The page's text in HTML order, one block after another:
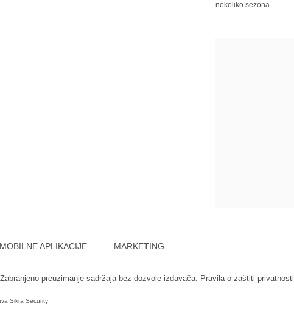
nekoliko sezona.
MOBILNE APLIKACIJE MARKETING
preuzimanje sadržaja bez dozvole izdavača. Pravila o zaštiti
Sikra Security